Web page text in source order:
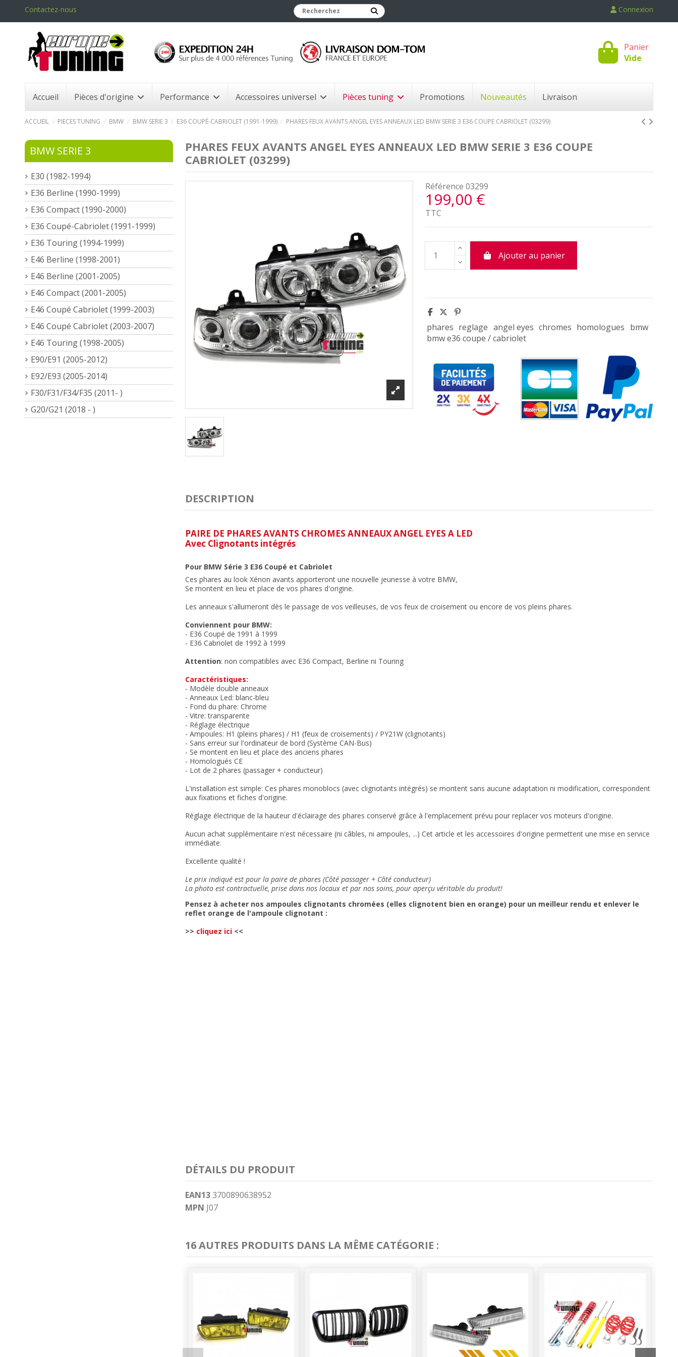
Contactez-nous Connexion
Panier
Vide
Accueil Pièces d'origine Performance Accessoires universel Pièces tuning Promotions Nouveautés Livraison
ACCUEIL PIECES TUNING BMW BMW SERIE 3 E36 COUPÉ-CABRIOLET (1991-1999) PHARES FEUX AVANTS ANGEL EYES ANNEAUX LED BMW SERIE 3 E36 COUPE CABRIOLET (03299)
PHARES FEUX AVANTS ANGEL EYES ANNEAUX LED BMW SERIE 3 E36 COUPE
CABRIOLET (03299)
Référence 03299
199,00 €
TTC
Ajouter au panier
phares reglage angel eyes chromes homologues bmw
bmw e36 coupe / cabriolet
DESCRIPTION
PAIRE DE PHARES AVANTS CHROMES ANNEAUX ANGEL EYES A LED
Avec Clignotants intégrés
Pour BMW Série 3 E36 Coupé et Cabriolet
Ces phares au look Xénon avants apporteront une nouvelle jeunesse à votre BMW,
Se montent en lieu et place de vos phares d'origine.
Les anneaux s'allumeront dès le passage de vos veilleuses, de vos feux de croisement ou encore de vos pleins phares.
Conviennent pour BMW:
- E36 Coupé de 1991 à 1999
- E36 Cabriolet de 1992 à 1999
Attention: non compatibles avec E36 Compact, Berline ni Touring
Caractéristiques:
- Modèle double anneaux
- Anneaux Led: blanc-bleu
- Fond du phare: Chrome
- Vitre: transparente
- Réglage électrique
- Ampoules: H1 (pleins phares) / H1 (feux de croisements) / PY21W (clignotants)
- Sans erreur sur l'ordinateur de bord (Système CAN-Bus)
- Se montent en lieu et place des anciens phares
- Homologués CE
- Lot de 2 phares (passager + conducteur)
L'installation est simple: Ces phares monoblocs (avec clignotants intégrés) se montent sans aucune adaptation ni modification, correspondent
aux fixations et fiches d'origine.
Réglage électrique de la hauteur d'éclairage des phares conservé grâce à l'emplacement prévu pour replacer vos moteurs d'origine.
Aucun achat supplémentaire n'est nécessaire (ni câbles, ni ampoules, ...) Cet article et les accessoires d'origine permettent une mise en service
immédiate.
Excellente qualité !
Le prix indiqué est pour la paire de phares (Côté passager + Côté conducteur)
La photo est contractuelle, prise dans nos locaux etpar nos soins, pour aperçu véritable du produit!
Pensez à acheter nos ampoules clignotants chromées (elles clignotent bien en orange) pour un meilleur rendu et enlever le
reflet orange de l'ampoule clignotant :
>> cliquez ici <<
DÉTAILS DU PRODUIT
EAN13 3700890638952
MPN J07
16 AUTRES PRODUITS DANS LA MÊME CATÉGORIE :
BMW SERIE 3
E30 (1982-1994)
E36 Berline (1990-1999)
E36 Compact (1990-2000)
E36 Coupé-Cabriolet (1991-1999)
E36 Touring (1994-1999)
E46 Berline (1998-2001)
E46 Berline (2001-2005)
E46 Compact (2001-2005)
E46 Coupé Cabriolet (1999-2003)
E46 Coupé Cabriolet (2003-2007)
E46 Touring (1998-2005)
E90/E91 (2005-2012)
E92/E93 (2005-2014)
F30/F31/F34/F35 (2011- )
G20/G21 (2018 - )